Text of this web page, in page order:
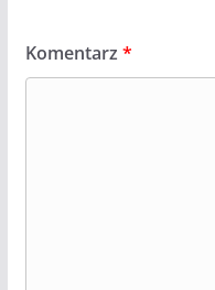
Komentarz *